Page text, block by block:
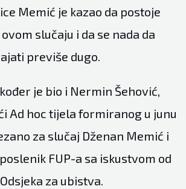
Memić je kazao da postoje
slučaju i da se nada da
previše dugo.
je bio i Nermin Šehović,
Ad hoc tijela formiranog u junu
za slučaj Dženan Memić i
FUP-a sa iskustvom od
za ubistva.